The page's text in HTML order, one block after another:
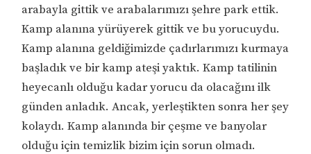
arabayla gittik ve arabalarımızı şehre park ettik.
Kamp alanına yürüyerek gittik ve bu yorucuydu.
Kamp alanına geldiğimizde çadırlarımızı kurmaya
başladık ve bir kamp ateşi yaktık. Kamp tatilinin
heyecanlı olduğu kadar yorucu da olacağını ilk
günden anladık. Ancak, yerleştikten sonra her şey
kolaydı. Kamp alanında bir çeşme ve banyolar
olduğu için temizlik bizim için sorun olmadı.